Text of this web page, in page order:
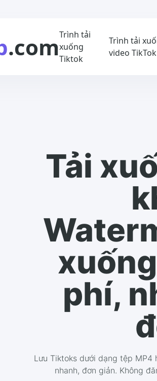
.comTrình tải
xuống
Tiktok
Trình tải
video TikTok
Tải
phí,
Lưu Tiktoks dưới dạng tệp MP4
nhanh, đơn giản. Không